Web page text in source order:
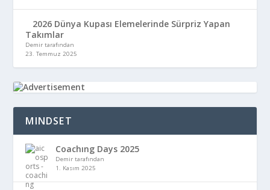
2026 Dünya Kupası Elemelerinde Sürpriz Yapan
Takımlar
Demir tarafından
23. Temmuz 2025
MINDSET
Coachıng Days 2025
Demir tarafından
1. Kasım 2025